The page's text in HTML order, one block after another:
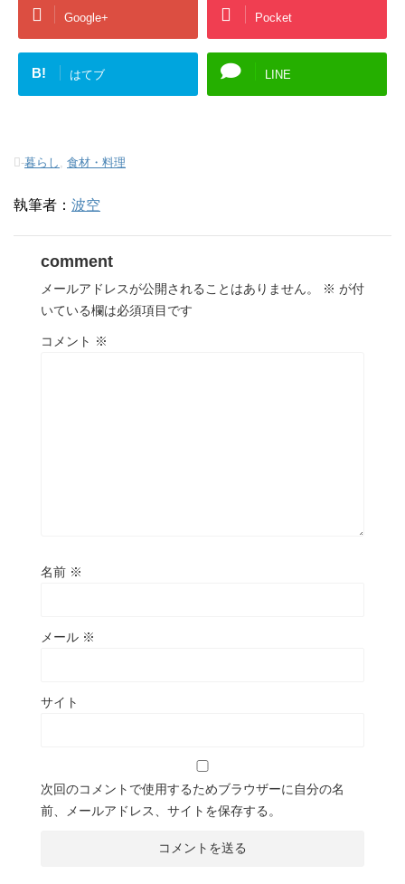
Google+ Pocket
B! はてブ LINE
-暮らし , 食材・料理
執筆者： 波空
comment
メールアドレスが公開されることはありません。 ※ が付
いている欄は必須項目です
コメント ※
名前 ※
メール ※
サイト
次回のコメントで使用するためブラウザーに自分の名
前、メールアドレス、サイトを保存する。